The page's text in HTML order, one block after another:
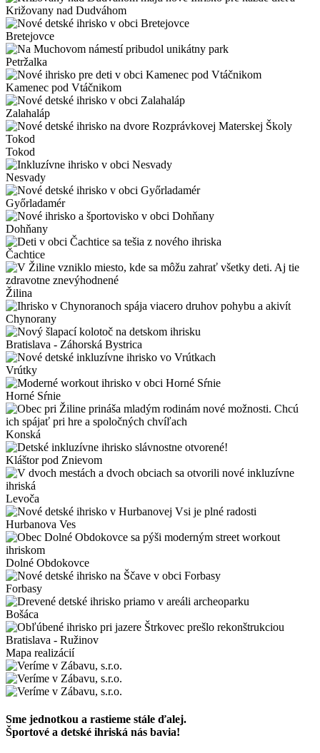
Križovany nad Dudváhom
Bretejovce
Petržalka
Kamenec pod Vtáčnikom
Zalahaláp
Tokod
Nesvady
Győrladamér
Dohňany
Čachtice
Žilina
Chynorany
Bratislava - Záhorská Bystrica
Vrútky
Horné Sŕnie
Konská
Kláštor pod Znievom
Levoča
Hurbanova Ves
Dolné Obdokovce
Forbasy
Bošáca
Bratislava - Ružinov
Mapa realizácií
Sme jednotkou a rastieme stále ďalej.
Športové a detské ihriská nás bavia!